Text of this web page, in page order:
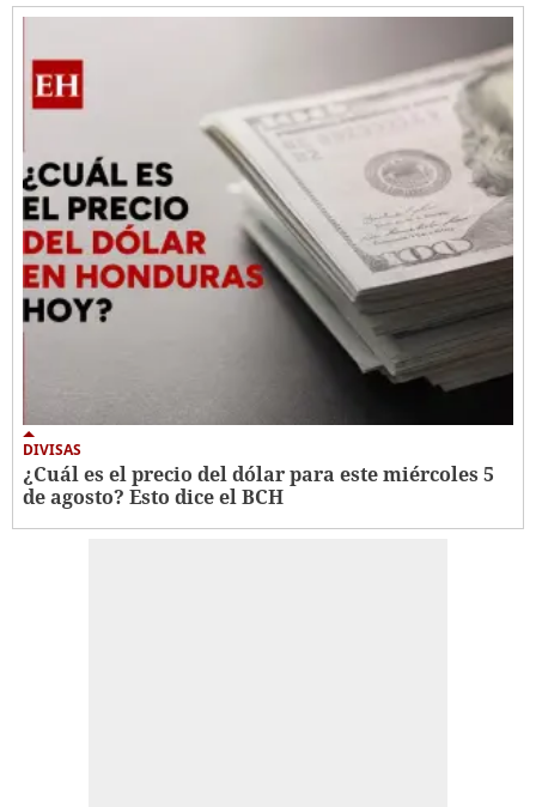
DIVISAS
¿Cuál es el precio del dólar para este miércoles 5
de agosto? Esto dice el BCH